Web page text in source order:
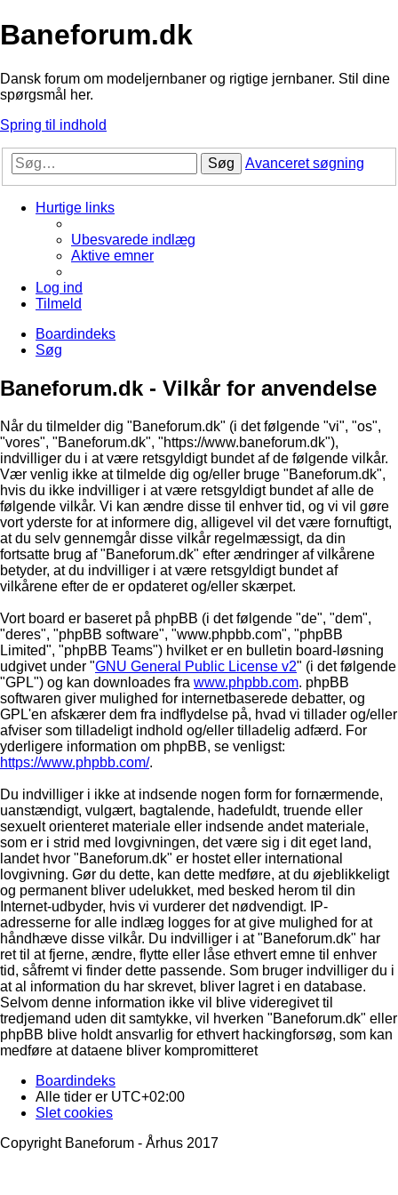
Baneforum.dk
Dansk forum om modeljernbaner og rigtige jernbaner. Stil dine
spørgsmål her.
Spring til indhold
Søg Avanceret søgning
Hurtige links
Ubesvarede indlæg
Aktive emner
Log ind
Tilmeld
Boardindeks
Søg
Baneforum.dk - Vilkår for anvendelse
Når du tilmelder dig "Baneforum.dk" (i det følgende "vi", "os",
"vores", "Baneforum.dk", "https://www.baneforum.dk"),
indvilliger du i at være retsgyldigt bundet af de følgende vilkår.
Vær venlig ikke at tilmelde dig og/eller bruge "Baneforum.dk",
hvis du ikke indvilliger i at være retsgyldigt bundet af alle de
følgende vilkår. Vi kan ændre disse til enhver tid, og vi vil gøre
vort yderste for at informere dig, alligevel vil det være fornuftigt,
at du selv gennemgår disse vilkår regelmæssigt, da din
fortsatte brug af "Baneforum.dk" efter ændringer af vilkårene
betyder, at du indvilliger i at være retsgyldigt bundet af
vilkårene efter de er opdateret og/eller skærpet.
Vort board er baseret på phpBB (i det følgende "de", "dem",
"deres", "phpBB software", "www.phpbb.com", "phpBB
Limited", "phpBB Teams") hvilket er en bulletin board-løsning
udgivet under "GNU General Public License v2" (i det følgende
"GPL") og kan downloades fra www.phpbb.com. phpBB
softwaren giver mulighed for internetbaserede debatter, og
GPL'en afskærer dem fra indflydelse på, hvad vi tillader og/eller
afviser som tilladeligt indhold og/eller tilladelig adfærd. For
yderligere information om phpBB, se venligst:
https://www.phpbb.com/.
Du indvilliger i ikke at indsende nogen form for fornærmende,
uanstændigt, vulgært, bagtalende, hadefuldt, truende eller
sexuelt orienteret materiale eller indsende andet materiale,
som er i strid med lovgivningen, det være sig i dit eget land,
landet hvor "Baneforum.dk" er hostet eller international
lovgivning. Gør du dette, kan dette medføre, at du øjeblikkeligt
og permanent bliver udelukket, med besked herom til din
Internet-udbyder, hvis vi vurderer det nødvendigt. IP-
adresserne for alle indlæg logges for at give mulighed for at
håndhæve disse vilkår. Du indvilliger i at "Baneforum.dk" har
ret til at fjerne, ændre, flytte eller låse ethvert emne til enhver
tid, såfremt vi finder dette passende. Som bruger indvilliger du i
at al information du har skrevet, bliver lagret i en database.
Selvom denne information ikke vil blive videregivet til
tredjemand uden dit samtykke, vil hverken "Baneforum.dk" eller
phpBB blive holdt ansvarlig for ethvert hackingforsøg, som kan
medføre at dataene bliver kompromitteret
Boardindeks
Alle tider er UTC+02:00
Slet cookies
Copyright Baneforum - Århus 2017